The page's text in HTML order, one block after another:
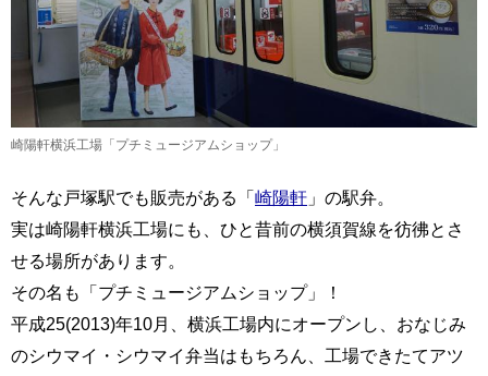
崎陽軒横浜工場「プチミュージアムショップ」
そんな戸塚駅でも販売がある「崎陽軒 」の駅弁。
実は崎陽軒横浜工場にも、ひと昔前の横須賀線を彷彿とさ
せる場所があります。
その名も「プチミュージアムショップ」！
平成25(2013)年10月、横浜工場内にオープンし、おなじみ
のシウマイ・シウマイ弁当はもちろん、工場できたてアツ